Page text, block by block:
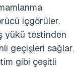
içgörüler.
yükü testinden
geçişleri sağlar.
gibi çeşitli